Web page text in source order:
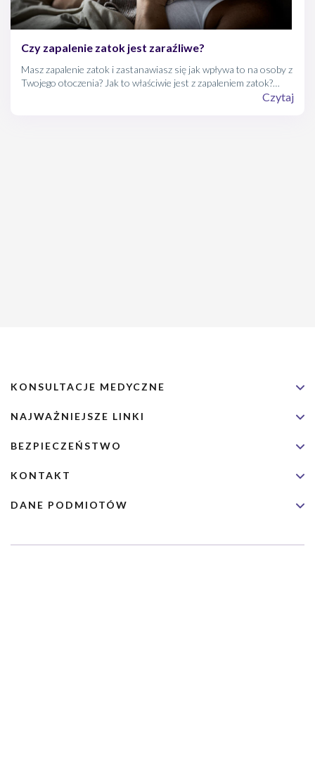
Czy zapalenie zatok jest zaraźliwe?
Masz zapalenie zatok i zastanawiasz się jak wpływa to na osoby z
Twojego otoczenia? Jak to właściwie jest z zapaleniem zatok?
Otóż... to wszystko zależy! Bo choć zapalenie zatok samo wCzytaj
KONSULTACJE MEDYCZNE
NAJWAŻNIEJSZE LINKI
BEZPIECZEŃSTWO
KONTAKT
DANE PODMIOTÓW